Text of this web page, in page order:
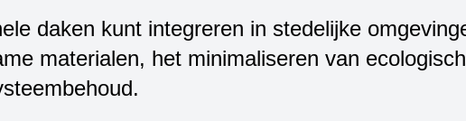
daken kunt integreren in stedelijke
materialen, het minimaliseren van